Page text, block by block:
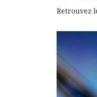
Retrouvez